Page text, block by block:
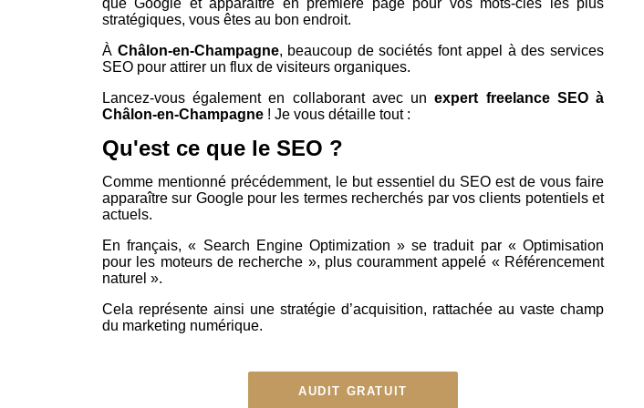
que Google et apparaître en première page pour vos mots-clés les plus
stratégiques, vous êtes au bon endroit.
À Châlon-en-Champagne, beaucoup de sociétés font appel à des services
SEO pour attirer un flux de visiteurs organiques.
Lancez-vous également en collaborant avec unexpert freelance SEO à
Châlon-en-Champagne ! Je vous détaille tout :
Qu'est ce que le SEO ?
Comme mentionné précédemment, le but essentiel du SEO est de vous faire
apparaître sur Google pour les termes recherchés par vos clients potentiels et
actuels.
En français, « Search Engine Optimization » se traduit par « Optimisation
pour les moteurs de recherche », plus couramment appelé « Référencement
naturel ».
Cela représente ainsi une stratégie d’acquisition, rattachée au vaste champ
du marketing numérique.
AUDIT GRATUIT